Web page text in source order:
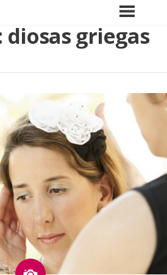
PRINCIPAL
diosas griegas
Imagen